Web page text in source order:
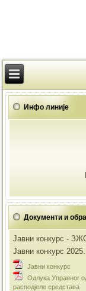
Инфо линије
Документи и
Јавни конкурс -
Јавни конкурс
Jавни конкурс
Одлука Управног
расподјеле средстава